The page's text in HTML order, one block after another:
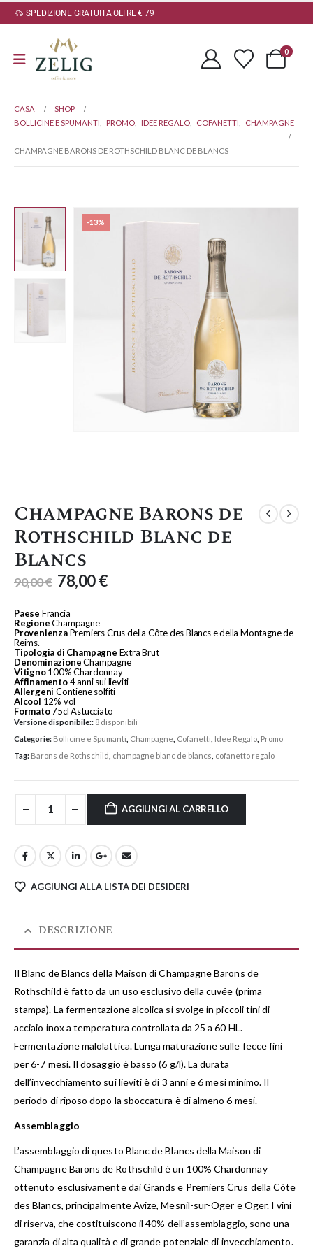
SPEDIZIONE GRATUITA OLTRE € 79
0
CASA
SHOP
BOLLICINE E SPUMANTI
PROMO IDEE REGALO COFANETTI CHAMPAGNE
CHAMPAGNE BARONS DE ROTHSCHILD BLANC DE BLANCS
-13%
Champagne Barons de
Rothschild Blanc de
Blancs
90,00€ 78,00€
Paese Francia
RegioneChampagne
ProvenienzaPremiers Crus della Côte des Blancs e della Montagne de
Reims.
Tipologia di Champagne ExtraBrut
DenominazioneChampagne
Vitigno100% Chardonnay
Affinamento4 anni sui lieviti
AllergeniContiene solfiti
Alcool 12% vol
Formato75cl Astucciato
Versione disponibile:: 8 disponibili
Categorie: Bollicine e Spumanti Champagne Cofanetti Idee Regalo Promo
Tag: Barons de Rothschild champagne blanc de blancs cofanetto regalo
AGGIUNGI AL CARRELLO
AGGIUNGI ALLA LISTA DEI DESIDERI
DESCRIZIONE
Il Blanc de Blancs della Maison di Champagne Barons de
Rothschild è fatto da un uso esclusivo della cuvée (prima
stampa). La fermentazione alcolica si svolge in piccoli tini di
acciaio inox a temperatura controllata da 25 a 60 HL.
Fermentazione malolattica. Lunga maturazione sulle fecce fini
per 6-7 mesi. Il dosaggio è basso (6 g/l). La durata
dell’invecchiamento sui lieviti è di 3 anni e 6 mesi minimo. Il
periodo di riposo dopo la sboccatura è di almeno 6 mesi.
Assemblaggio
L’assemblaggio di questo Blanc de Blancs della Maison di
Champagne Barons de Rothschild è un 100% Chardonnay
ottenuto esclusivamente dai Grands e Premiers Crus della Côte
des Blancs, principalmente Avize, Mesnil-sur-Oger e Oger. I vini
di riserva, che costituiscono il 40% dell’assemblaggio, sono una
garanzia di alta qualità e di grande potenziale di invecchiamento.